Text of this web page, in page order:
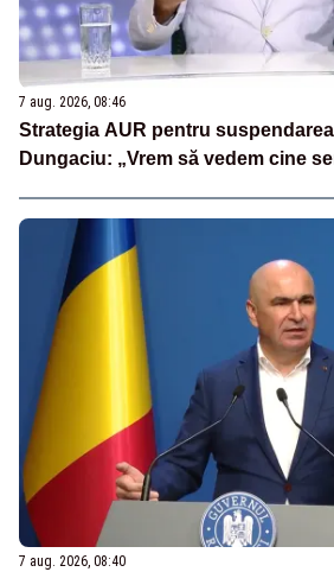
7 aug. 2026, 08:46
Strategia AUR pentru
Dungaciu: „Vrem să vedem cine
7 aug. 2026, 08:40